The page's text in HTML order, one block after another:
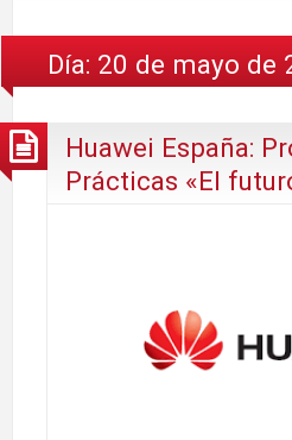
Día: 20 de mayo de
Huawei España:
Prácticas «El